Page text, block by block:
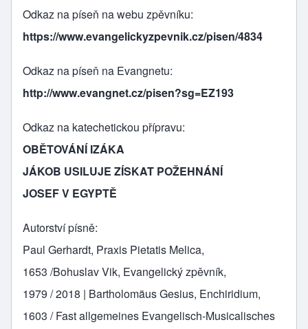
Odkaz na píseň na webu zpěvníku
https://www.evangelickyzpevnik.cz/pisen/4834
Odkaz na píseň na Evangnetu
http://www.evangnet.cz/pisen?sg=EZ193
Odkaz na katechetickou přípravu
OBĚTOVÁNÍ IZÁKA
JÁKOB USILUJE ZÍSKAT POŽEHNÁNÍ
JOSEF V EGYPTĚ
Autorství písně
Paul Gerhardt, Praxis Pietatis Melica,
1653 /Bohuslav Vik, Evangelický zpěvník,
1979 / 2018 | Bartholomäus Gesius, Enchiridium,
1603 / Fast allgemeines Evangelisch­‑Musicalisches